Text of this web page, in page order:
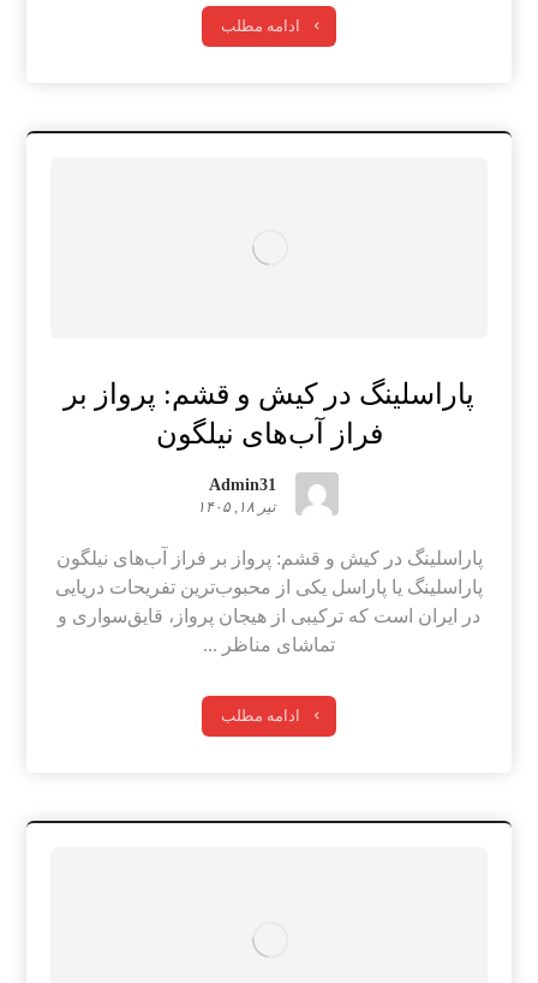
ادامه مطلب
پاراسلینگ در کیش و قشم: پرواز بر
فراز آب‌های نیلگون
Admin31
تیر ۱۸, ۱۴۰۵
پاراسلینگ در کیش و قشم: پرواز بر فراز آب‌های نیلگون
پاراسلینگ یا پاراسل یکی از محبوب‌ترین تفریحات دریایی
در ایران است که ترکیبی از هیجان پرواز، قایق‌سواری و
تماشای مناظر ...
ادامه مطلب